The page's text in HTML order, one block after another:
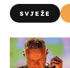
SVJEŽE